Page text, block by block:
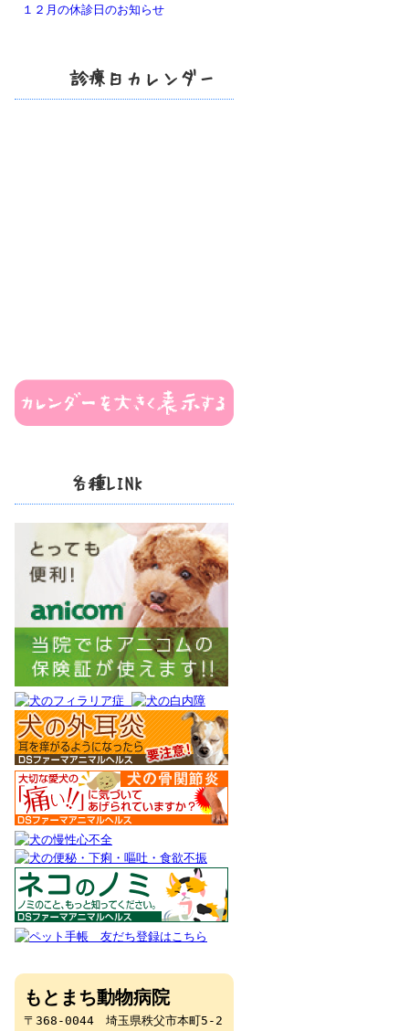
１２月の休診日のお知らせ
診療日カレンダー
各種LINK
もとまち動物病院
〒368-0044 埼玉県秩父市本町5-2